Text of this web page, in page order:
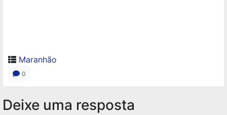
Maranhão
0
Deixe uma resposta